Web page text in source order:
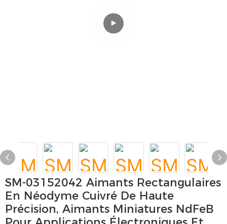
SM-03152042 Aimants Rectangulaires
En Néodyme Cuivré De Haute
Précision, Aimants Miniatures NdFeB